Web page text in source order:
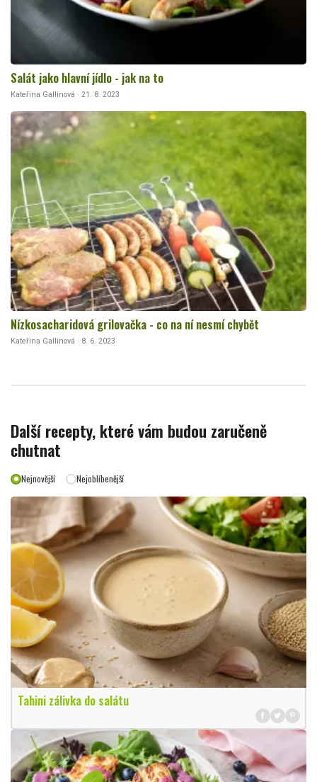
Salát jako hlavní jídlo - jak na to
Kateřina Gallinová · 21. 8. 2023
Nízkosacharidová grilovačka - co na ní nesmí chybět
Kateřina Gallinová · 8. 6. 2023
Další recepty, které vám budou zaručeně
chutnat
Nejnovější Nejoblíbenější
Tahini zálivka do salátu